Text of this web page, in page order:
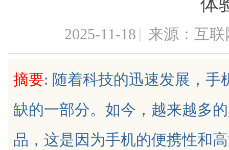
uz
2025-11-18 | 来源：互联
摘要: 随着科技的迅速发展，手
缺的一部分。如今，越来越多
品，这是因为手机的便携性和
方案